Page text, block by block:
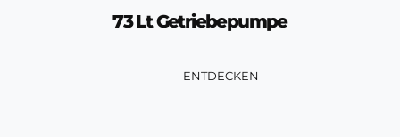
73 Lt Getriebepumpe
ENTDECKEN